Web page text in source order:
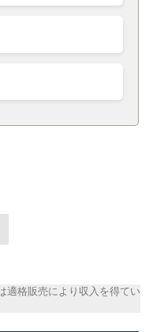
適格販売により収入を得てい